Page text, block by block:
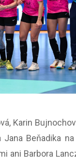
Karin
Jana Beňadika
ani Barbora